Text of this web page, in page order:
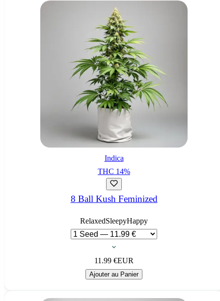
Indica
THC 14%
8 Ball Kush Feminized
RelaxedSleepyHappy
11.99 €EUR
Ajouter au Panier